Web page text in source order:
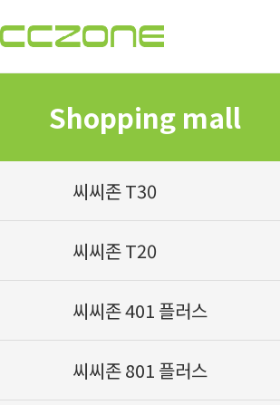
Shopping mall
씨씨존 T30
씨씨존 T20
씨씨존 401 플러스
씨씨존 801 플러스